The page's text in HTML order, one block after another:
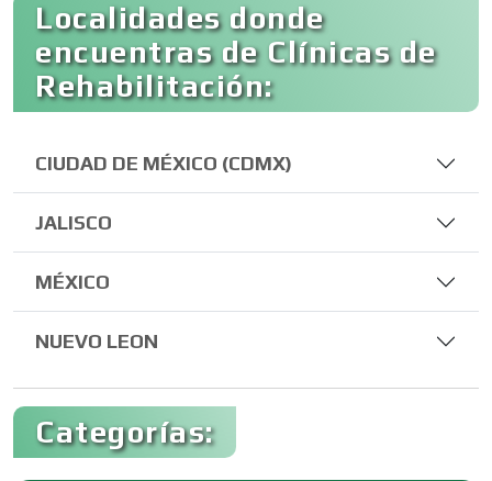
Localidades donde
encuentras de Clínicas de
Rehabilitación:
CIUDAD DE MÉXICO (CDMX)
JALISCO
MÉXICO
NUEVO LEON
Categorías: